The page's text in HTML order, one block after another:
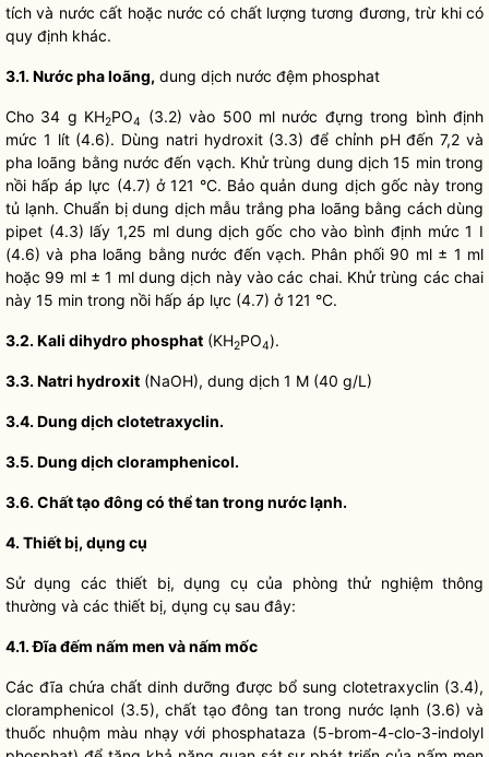
tích và nước cất hoặc nước có chất lượng tương đương, trừ khi có
quy định khác.
3.1.Nước pha loãng, dung dịch nước đệm phosphat
Cho 34 g KH2PO4
(3.2) vào 500 ml nước đựng trong bình định
mức 1 lít (4.6). Dùng natri hydroxit (3.3) để chỉnh pH đến 7,2 và
pha loãng bằng nước đến vạch. Khử trùng dung dịch 15 min trong
nồi hấp áp lực (4.7) ở 121 °C. Bảo quản dung dịch gốc này trong
tủ lạnh. Chuẩn bị dung dịch mẫu trắng pha loãng bằng cách dùng
pipet (4.3) lấy 1,25 ml dung dịch gốc cho vào bình định mức 1 I
(4.6) và pha loãng bằng nước đến vạch. Phân phối 90 ml ± 1 ml
hoặc 99 ml ± 1 ml dung dịch này vào các chai. Khử trùng các chai
này 15 min trong nồi hấp áp lực (4.7) ở 121 °C.
3.2.Kali dihydro phosphat (KH2PO4).
3.3.Natri hydroxit (NaOH), dung dịch 1 M (40 g/L)
3.4.Dung dịch clotetraxyclin.
3.5.Dung dịch cloramphenicol.
3.6.Chất tạo đông có thể tan trong nước lạnh.
4.Thiết bị, dụng cụ
Sử dụng các thiết bị, dụng cụ của phòng thử nghiệm thông
thường và các thiết bị, dụng cụ sau đây:
4.1.Đĩa đếm nấm men và nấm mốc
Các đĩa chứa chất dinh dưỡng được bổ sung clotetraxyclin (3.4),
cloramphenicol (3.5), chất tạo đông tan trong nước lạnh (3.6) và
thuốc nhuộm màu nhạy với phosphataza (5-brom-4-clo-3-indolyl